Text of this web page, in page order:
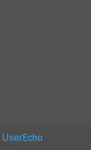
UserEcho